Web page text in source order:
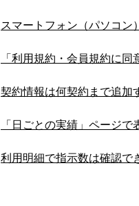
スマートフォン（パソコン
「利用規約・会員規約に同
契約情報は何契約まで追加
「日ごとの実績」ページ
利用明細で指示数は確認で